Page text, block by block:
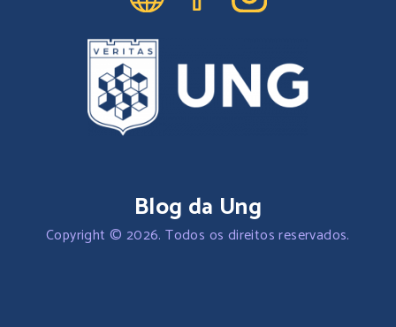
Blog da Ung
Copyright © 2026. Todos os direitos reservados.